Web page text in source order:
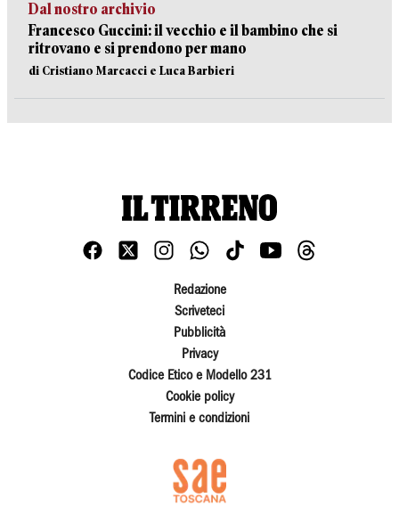
Dal nostro archivio
Francesco Guccini: il vecchio e il bambino che si
ritrovano e si prendono per mano
di Cristiano Marcacci e Luca Barbieri
Redazione
Scriveteci
Pubblicità
Privacy
Codice Etico e Modello 231
Cookie policy
Termini e condizioni